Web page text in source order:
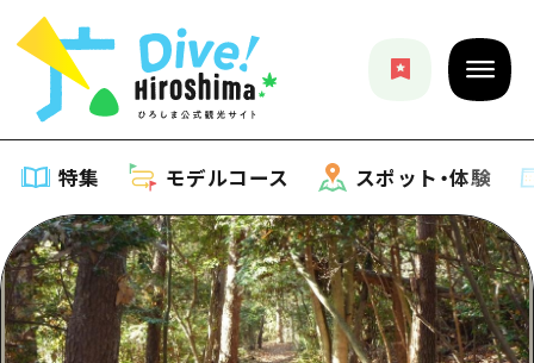
特集 モデルコース スポット・体験
特集
特集一覧
モデルコース